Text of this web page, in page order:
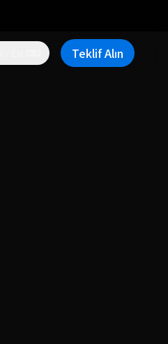
Teklif Alın